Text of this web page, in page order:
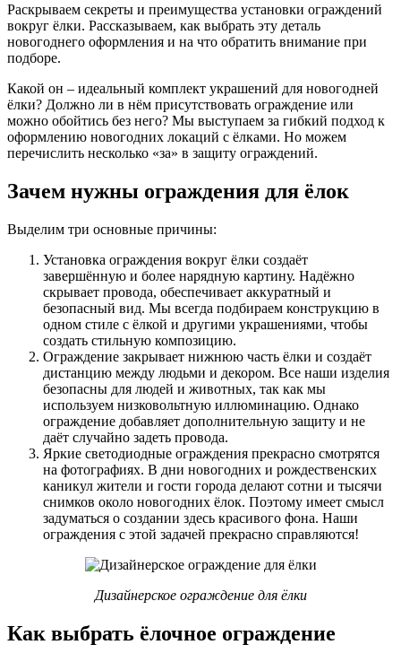
Раскрываем секреты и преимущества установки ограждений
вокруг ёлки. Рассказываем, как выбрать эту деталь
новогоднего оформления и на что обратить внимание при
подборе.
Какой он – идеальный комплект украшений для новогодней
ёлки? Должно ли в нём присутствовать ограждение или
можно обойтись без него? Мы выступаем за гибкий подход к
оформлению новогодних локаций с ёлками. Но можем
перечислить несколько «за» в защиту ограждений.
Зачем нужны ограждения для ёлок
Выделим три основные причины:
Установка ограждения вокруг ёлки создаёт
завершённую и более нарядную картину. Надёжно
скрывает провода, обеспечивает аккуратный и
безопасный вид. Мы всегда подбираем конструкцию в
одном стиле с ёлкой и другими украшениями, чтобы
создать стильную композицию.
Ограждение закрывает нижнюю часть ёлки и создаёт
дистанцию между людьми и декором. Все наши изделия
безопасны для людей и животных, так как мы
используем низковольтную иллюминацию. Однако
ограждение добавляет дополнительную защиту и не
даёт случайно задеть провода.
Яркие светодиодные ограждения прекрасно смотрятся
на фотографиях. В дни новогодних и рождественских
каникул жители и гости города делают сотни и тысячи
снимков около новогодних ёлок. Поэтому имеет смысл
задуматься о создании здесь красивого фона. Наши
ограждения с этой задачей прекрасно справляются!
Дизайнерское ограждение для ёлки
Как выбрать ёлочное ограждение